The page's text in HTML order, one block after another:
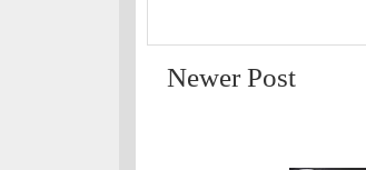
Newer Post